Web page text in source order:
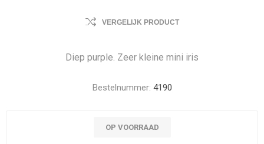
VERGELIJK PRODUCT
Diep purple. Zeer kleine mini iris
Bestelnummer: 4190
OP VOORRAAD